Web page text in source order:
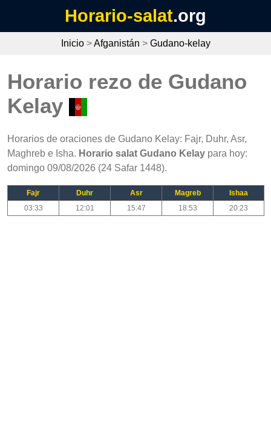
Horario-salat.org
Inicio>Afganistán > Gudano-kelay
Horario rezo de Gudano
Kelay
Horarios de oraciones de Gudano Kelay: Fajr, Duhr, Asr,
Maghreb e Isha. Horario salat Gudano Kelay para hoy:
domingo 09/08/2026 (24 Safar 1448).
Fajr Duhr Asr Magreb
Ishaa
03:33
12:01 15:47 18:53 20:23